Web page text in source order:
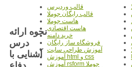
قالب وردپرس
قالب رایگان جوملا
هاست جوملا
هاست اقتصادی
خرید دامنه
فروشگاه ساز رایگان
آموزش طراحی سایت
آموزش html و css
آموزش rsform جوملا
نحوه ارائه
درس
آشنایی با